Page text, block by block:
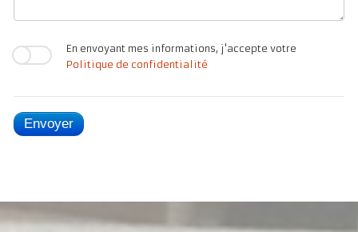
En envoyant mes informations, j'accepte votre
Politique de confidentialité
Envoyer